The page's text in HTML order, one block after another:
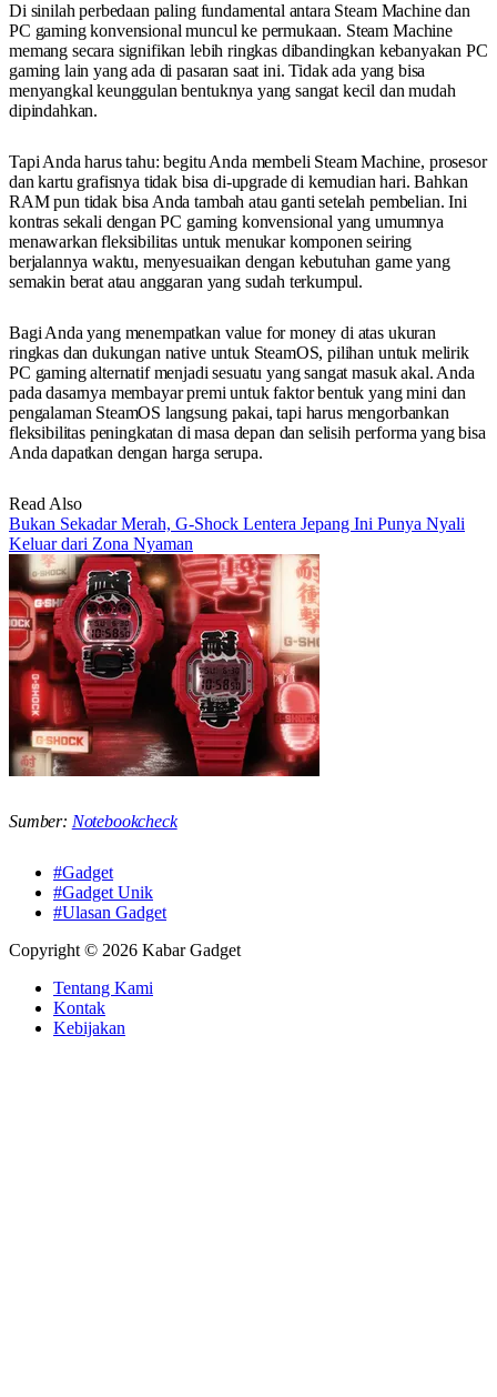
Di sinilah perbedaan paling fundamental antara Steam Machine dan
PC gaming konvensional muncul ke permukaan. Steam Machine
memang secara signifikan lebih ringkas dibandingkan kebanyakan PC
gaming lain yang ada di pasaran saat ini. Tidak ada yang bisa
menyangkal keunggulan bentuknya yang sangat kecil dan mudah
dipindahkan.
Tapi Anda harus tahu: begitu Anda membeli Steam Machine, prosesor
dan kartu grafisnya tidak bisa di-upgrade di kemudian hari. Bahkan
RAM pun tidak bisa Anda tambah atau ganti setelah pembelian. Ini
kontras sekali dengan PC gaming konvensional yang umumnya
menawarkan fleksibilitas untuk menukar komponen seiring
berjalannya waktu, menyesuaikan dengan kebutuhan game yang
semakin berat atau anggaran yang sudah terkumpul.
Bagi Anda yang menempatkan value for money di atas ukuran
ringkas dan dukungan native untuk SteamOS, pilihan untuk melirik
PC gaming alternatif menjadi sesuatu yang sangat masuk akal. Anda
pada dasarnya membayar premi untuk faktor bentuk yang mini dan
pengalaman SteamOS langsung pakai, tapi harus mengorbankan
fleksibilitas peningkatan di masa depan dan selisih performa yang bisa
Anda dapatkan dengan harga serupa.
Read Also
Bukan Sekadar Merah, G-Shock Lentera Jepang Ini Punya Nyali
Keluar dari Zona Nyaman
Sumber: Notebookcheck
#Gadget
#Gadget Unik
#Ulasan Gadget
Copyright © 2026 Kabar Gadget
Tentang Kami
Kontak
Kebijakan